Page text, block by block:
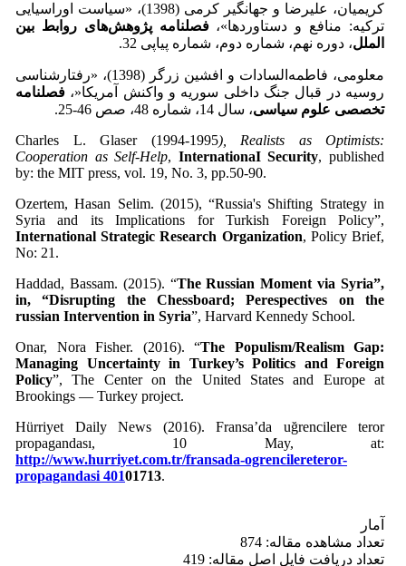
کریمیان، علیرضا و جهانگیر کرمی (1398)، «سیاست اوراسیایی
ترکیه: منافع و دستاوردها»،فصلنامه پژوهش‌های روابط بین
الملل، دوره نهم، شماره دوم، شماره پیاپی 32.
معلومی، فاطمه‌السادات و افشین زرگر (1398)، «رفتارشناسی
روسیه در قبال جنگ داخلی سوریه و واکنش آمریکا«، فصلنامه
تخصصی علوم سیاسی، سال 14، شماره 48، صص 46-25.
Charles L. Glaser (1994-1995), Realists as Optimists:
Cooperation as Self-Help, InternationaI Security, published
by: the MIT press, vol. 19, No. 3, pp.50-90.
Ozertem, Hasan Selim. (2015), “Russia's Shifting Strategy in
Syria and its Implications for Turkish Foreign Policy”,
International Strategic Research Organization, Policy Brief,
No: 21.
Haddad, Bassam. (2015). “The Russian Moment via Syria”,
in, “Disrupting the Chessboard; Perespectives on the
russian Intervention in Syria”, Harvard Kennedy School.
Onar, Nora Fisher. (2016). “The Populism/Realism Gap:
Managing Uncertainty in Turkey’s Politics and Foreign
Policy”, The Center on the United States and Europe at
Brookings — Turkey project.
Hürriyet Daily News (2016). Fransa’da uğrencilere teror
propagandası, 10 May, at:
http://www.hurriyet.com.tr/fransada-ogrencilereteror-
propagandasi 40101713.
آمار
تعداد مشاهده مقاله: 874
تعداد دریافت فایل اصل مقاله: 419